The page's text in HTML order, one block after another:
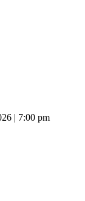
| 7:00 pm